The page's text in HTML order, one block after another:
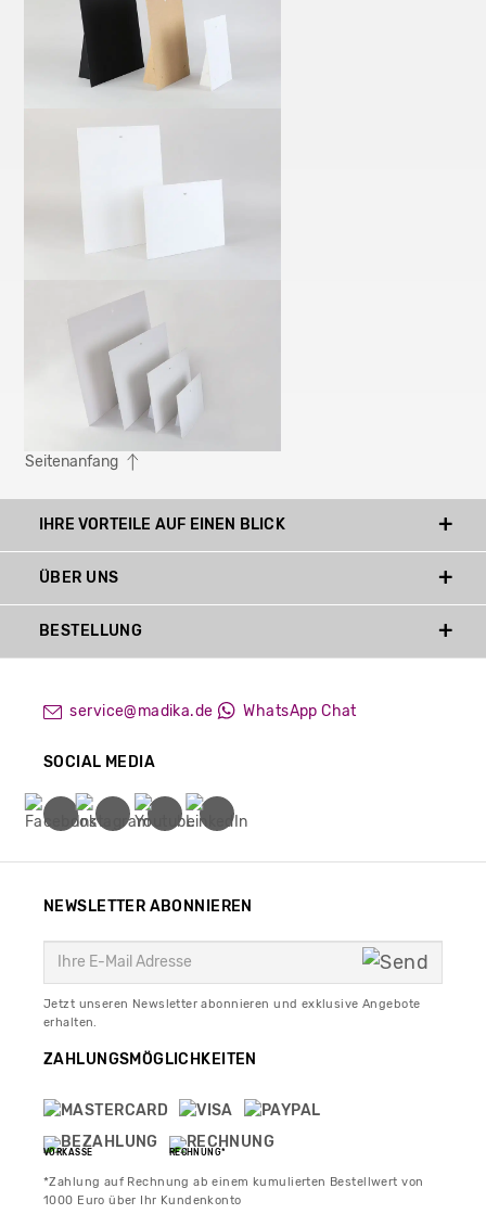
Seitenanfang
IHRE VORTEILE AUF EINEN BLICK
service@madika.de WhatsApp Chat
SOCIAL MEDIA
ÜBER UNS
BESTELLUNG
NEWSLETTER ABONNIEREN
Jetzt unseren Newsletter abonnieren und exklusive Angebote
erhalten.
ZAHLUNGSMÖGLICHKEITEN
VORKASSE RECHNUNG*
*Zahlung auf Rechnung ab einem kumulierten Bestellwert von
1000 Euro über Ihr Kundenkonto